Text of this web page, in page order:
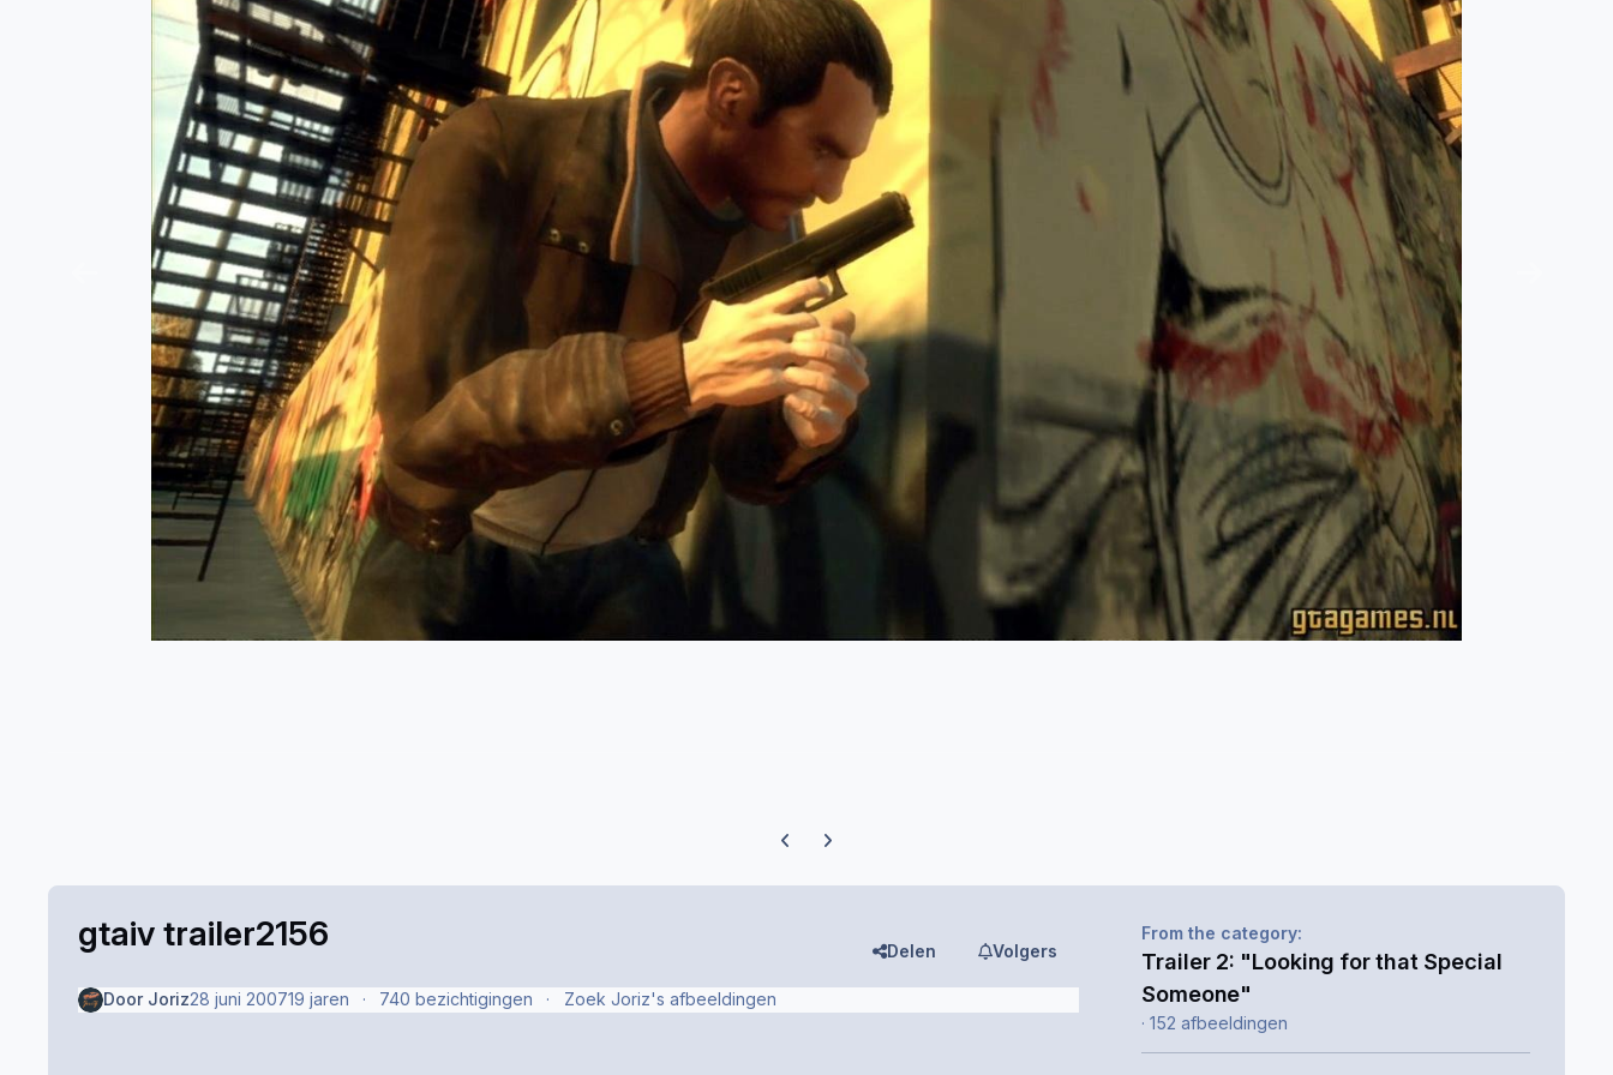
Previous carousel slide
Next carousel slide
gtaiv trailer2156 Delen Volgers
Door Joriz28 juni 200719 jaren 740 bezichtigingen Zoek Joriz's afbeeldingen
From the category:
Trailer 2: "Looking for that Special
Someone"
· 152 afbeeldingen